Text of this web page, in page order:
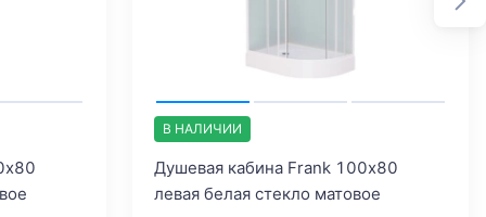
В НАЛИЧИИ
Душевая кабина Frank 100х80
левая белая стекло матовое